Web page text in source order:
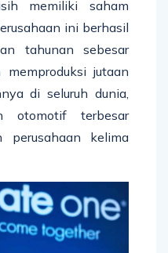
memiliki saham
ini berhasil
tahunan sebesar
jutaan
di seluruh dunia,
otomotif terbesar
perusahaan kelima